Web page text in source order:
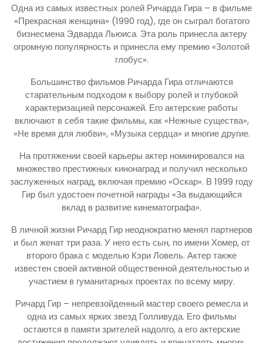
Одна из самых известных ролей Ричарда Гира – в фильме
«Прекрасная женщина» (1990 год), где он сыграл богатого
бизнесмена Эдварда Льюиса. Эта роль принесла актеру
огромную популярность и принесла ему премию «Золотой
глобус».
Большинство фильмов Ричарда Гира отличаются
старательным подходом к выбору ролей и глубокой
характеризацией персонажей. Его актерские работы
включают в себя такие фильмы, как «Нежные существа»,
«Не время для любви», «Музыка сердца» и многие другие.
На протяжении своей карьеры актер номинировался на
множество престижных кинонаград и получил несколько
заслуженных наград, включая премию «Оскар». В 1999 году
Гир был удостоен почетной награды «За выдающийся
вклад в развитие кинематографа».
В личной жизни Ричард Гир неоднократно менял партнеров
и был женат три раза. У него есть сын, по имени Хомер, от
второго брака с моделью Кэри Ловель. Актер также
известен своей активной общественной деятельностью и
участием в гуманитарных проектах по всему миру.
Ричард Гир – непревзойденный мастер своего ремесла и
одна из самых ярких звезд Голливуда. Его фильмы
остаются в памяти зрителей надолго, а его актерские